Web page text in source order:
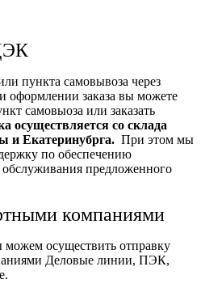
пункта самовывоза через
заказа вы можете
самовыоза или заказать
осуществляется со склада
и Екатеринубрга. При этом мы
по обеспечению
предложенного
компаниями
осуществить отправку
Деловые линии, ПЭК,